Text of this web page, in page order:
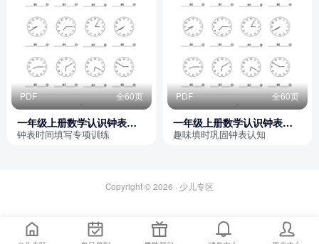
PDF 全60页
一年级上册数学认识钟表填
时间专项练习
钟表时间填写专项训练
PDF 全60页
一年级上册数学认识钟表填
时间练习
趣味填时巩固钟表认知
Copyright © 2026 · 少儿专区